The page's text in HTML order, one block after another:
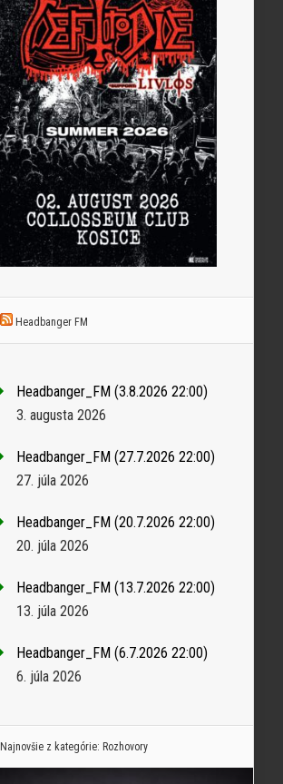
Headbanger FM
Headbanger_FM (3.8.2026 22:00)
3. augusta 2026
Headbanger_FM (27.7.2026 22:00)
27. júla 2026
Headbanger_FM (20.7.2026 22:00)
20. júla 2026
Headbanger_FM (13.7.2026 22:00)
13. júla 2026
Headbanger_FM (6.7.2026 22:00)
6. júla 2026
Najnovšie z kategórie: Rozhovory